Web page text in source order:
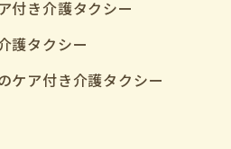
付き介護タクシー
護タクシー
ケア付き介護タクシー